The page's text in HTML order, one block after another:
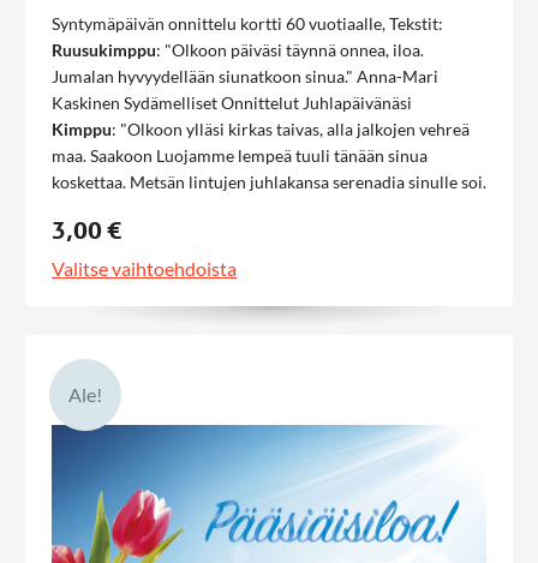
Syntymäpäivän onnittelu kortti 60 vuotiaalle, Tekstit:
Ruusukimppu: "Olkoon päiväsi täynnä onnea, iloa.
Jumalan hyvyydellään siunatkoon sinua." Anna-Mari
Kaskinen Sydämelliset Onnittelut Juhlapäivänäsi
Kimppu: "Olkoon ylläsi kirkas taivas, alla jalkojen vehreä
maa. Saakoon Luojamme lempeä tuuli tänään sinua
koskettaa. Metsän lintujen juhlakansa serenadia sinulle soi.
Olkoon maljasi rauhaa täynnä. Keinut sylissä rakkauden.
Sinut ympäröi Jumalan hyvyys, onnentoivotus ystävien."
: "Toivotan Sinulle valoa vuosiin tuleviin. Taivaan
Sydämelliset Onnittelut Juhlapäivänäsi
"Toivotan sinulle kaikkea hyvää, Jumalan rauhaa ja onnea
syvää. Puhaltakoon ylläsi taivaan tuulet, että viestin Hänen
rakkaudestaan kuulet." Sydämelliset Onnittelut
: "On meillä voima ja ilo, kun
Jeesus kanssamme on. Ei tuulet , ei myrskyt kaada on
apumme horjumaton. Sinä siunaat päiväni kaikki, täytät
Hengelläs sydämein. Taas tänään saan sinua kiittää
3,00 €
Valitse vaihtoehdoista
Ale!